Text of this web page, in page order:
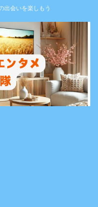
出会いを楽しもう